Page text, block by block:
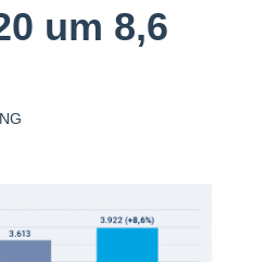
um 8,6